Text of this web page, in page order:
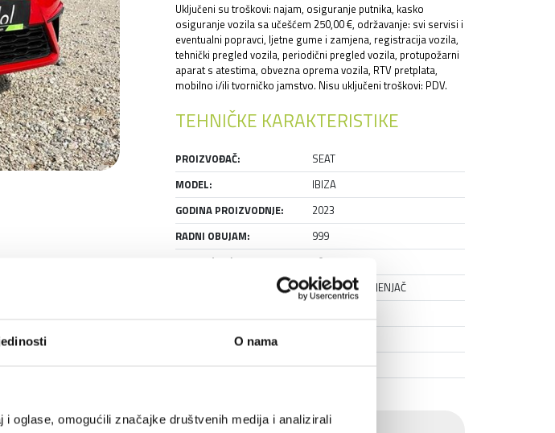
O nama
oglase, omogućili značajke društvenih medija i analizirali
Uključeni su troškovi: najam, osiguranje putnika, kasko
osiguranje vozila sa učešćem 250,00 €, održavanje: svi servisi i
eventualni popravci, ljetne gume i zamjena, registracija vozila,
tehnički pregled vozila, periodični pregled vozila, protupožarni
aparat s atestima, obvezna oprema vozila, RTV pretplata,
mobilno i/ili tvorničko jamstvo. Nisu uključeni troškovi: PDV.
TEHNIČKE KARAKTERISTIKE
PROIZVOĐAČ:
SEAT
MODEL:
IBIZA
GODINA PROIZVODNJE:
2023
RADNI OBUJAM:
999
SNAGA (KW):
70
MEHANIČKI MJENJAČ
STANJE:
RABLJENO